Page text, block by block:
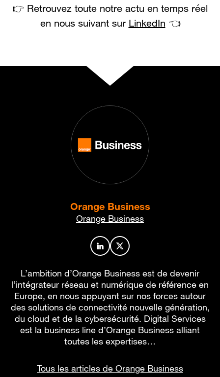
👉 Retrouvez toute notre actu en temps réel
en nous suivant sur LinkedIn 👈
Orange Business
Orange Business
Profil de l’auteur sur LinkedIn
Profil de l’auteur sur X
L’ambition d’Orange Business est de devenir
l’intégrateur réseau et numérique de référence en
Europe, en nous appuyant sur nos forces autour
des solutions de connectivité nouvelle génération,
du cloud et de la cybersécurité. Digital Services
est la business line d’Orange Business alliant
toutes les expertises…
Tous les articles de Orange Business